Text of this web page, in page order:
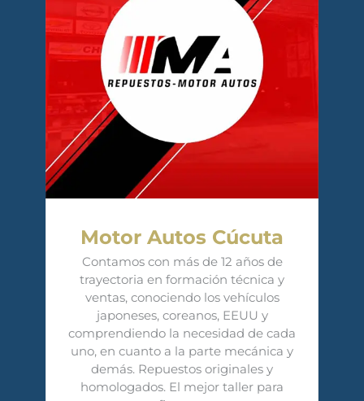
Motor Autos Cúcuta
Contamos con más de 12 años de
trayectoria en formación técnica y
ventas, conociendo los vehículos
japoneses, coreanos, EEUU y
comprendiendo la necesidad de cada
uno, en cuanto a la parte mecánica y
demás. Repuestos originales y
homologados. El mejor taller para